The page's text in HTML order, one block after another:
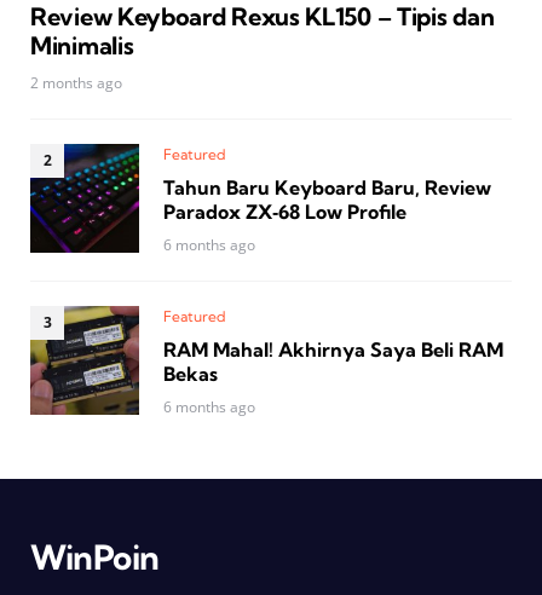
Review Keyboard Rexus KL150 – Tipis dan
Minimalis
2 months ago
Featured
Tahun Baru Keyboard Baru, Review
Paradox ZX‑68 Low Profile
6 months ago
Featured
RAM Mahal! Akhirnya Saya Beli RAM
Bekas
6 months ago
WinPoin